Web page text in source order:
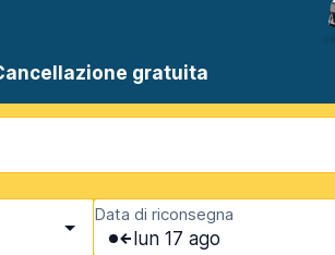
gratuita
Data di riconsegna
lun 17 ago